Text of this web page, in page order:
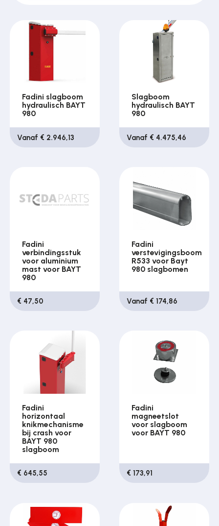
Fadini slagboom
hydraulisch BAYT
980
Vanaf € 2.946,13
Slagboom
hydraulisch BAYT
980
Vanaf € 4.475,46
Fadini
verbindingsstuk
voor aluminium
mast voor BAYT
980
€ 47,50
Fadini
verstevigingsboom
R533 voor Bayt
980 slagbomen
Vanaf € 174,86
Fadini
horizontaal
knikmechanisme
bij crash voor
BAYT 980
slagboom
€ 645,55
Fadini
magneetslot
voor slagboom
voor BAYT 980
€ 173,91